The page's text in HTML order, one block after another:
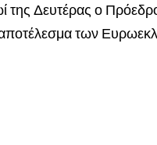
της Δευτέρας ο
των